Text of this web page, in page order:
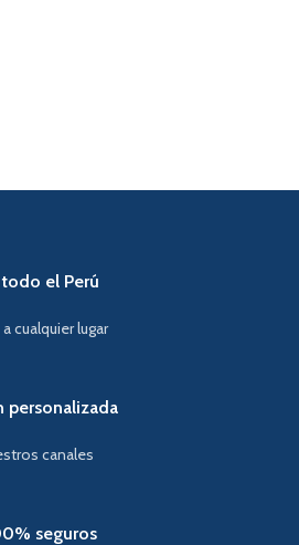
el Perú
cualquier lugar
personalizada
canales
seguros